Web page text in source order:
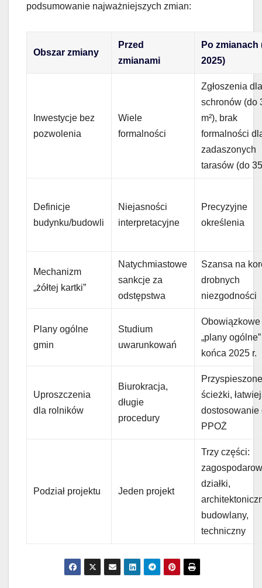
podsumowanie najważniejszych zmian:
Obszar zmiany
Przed
zmianami
Po zmianach
2025)
Inwestycje bez
pozwolenia
Wiele
formalności
Zgłoszenia
schronów (do
m²), brak
formalności
zadaszonych
tarasów (do
Definicje
budynku/budowli
Niejasności
interpretacyjne
Precyzyjne
określenia
Mechanizm
„żółtej kartki”
Natychmiastowe
sankcje za
odstępstwa
Szansa na
drobnych
niezgodności
Plany ogólne
gmin
Studium
uwarunkowań
Obowiązkowe
„plany
końca 2025 r.
Uproszczenia
dla rolników
Biurokracja,
długie
procedury
ścieżki,
dostosowanie
PPOŻ
Podział projektu Jeden projekt
Trzy części:
działki,
budowlany,
techniczny